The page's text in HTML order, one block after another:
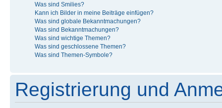
Was sind Smilies?
Kann ich Bilder in meine Beiträge einfügen?
Was sind globale Bekanntmachungen?
Was sind Bekanntmachungen?
Was sind wichtige Themen?
Was sind geschlossene Themen?
Was sind Themen-Symbole?
Registrierung und